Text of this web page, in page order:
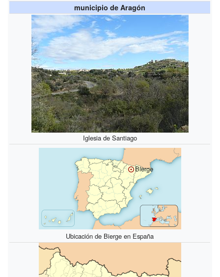
municipio de Aragón
Iglesia de Santiago
Bierge
Ubicación de Bierge en España